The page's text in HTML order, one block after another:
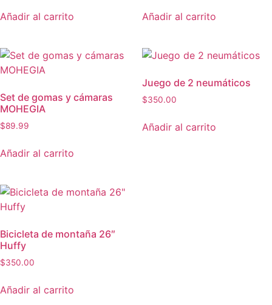
Añadir al carrito Añadir al carrito
Set de gomas y cámaras
MOHEGIA
$89.99
Añadir al carrito
Juego de 2 neumáticos
$350.00
Añadir al carrito
Bicicleta de montaña 26″
Huffy
$350.00
Añadir al carrito